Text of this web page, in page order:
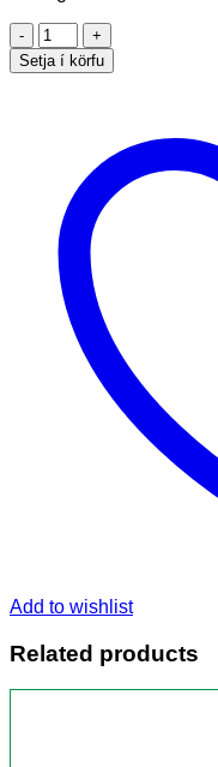
Múffa
1"
quantity
Setja í körfu
Add to wishlist
Related products